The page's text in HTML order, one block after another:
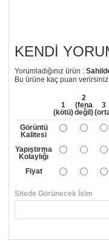
KENDI
Yorumladığınız ürün :
Bu ürüne kaç puan
1
(kötü)
2
(fena
değil)
3
Görüntü
Kalitesi
Yapıştırma
Kolaylığı
Fiyat
Sitede Görünecek İsim